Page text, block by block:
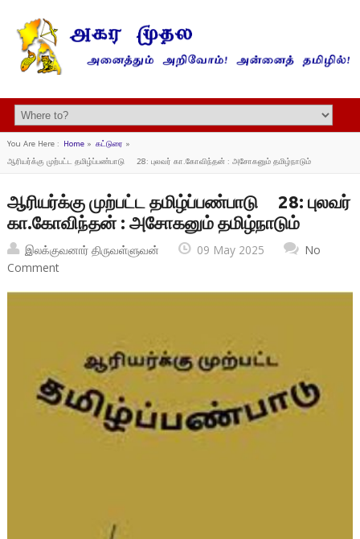
You Are Here : Home» கட்டுரை »
ஆரியர்க்கு முற்பட்ட தமிழ்ப்பண்பாடு 28: புலவர் கா.கோவிந்தன் : அசோகனும் தமிழ்நாடும்
ஆரியர்க்கு முற்பட்ட தமிழ்ப்பண்பாடு 28: புலவர்
கா.கோவிந்தன் : அசோகனும் தமிழ்நாடும்
இலக்குவனார் திருவள்ளுவன் 09 May 2025
No
Comment